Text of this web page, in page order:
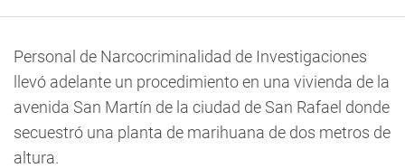
Personal de Narcocriminalidad de Investigaciones
llevó adelante un procedimiento en una vivienda de la
avenida San Martín de la ciudad de San Rafael donde
secuestró una planta de marihuana de dos metros de
altura.